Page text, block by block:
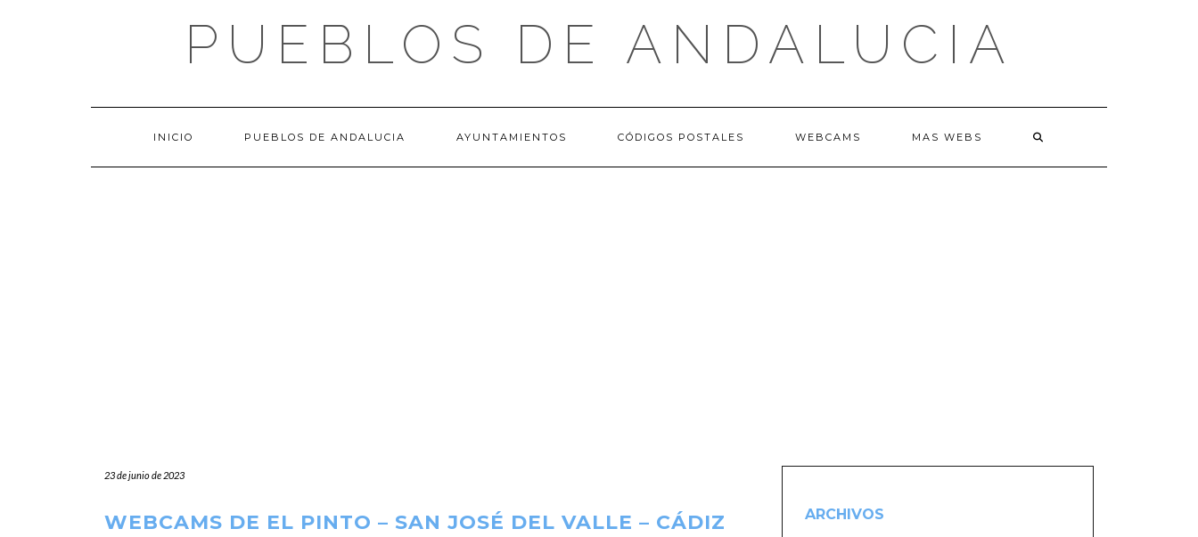
PUEBLOS DE ANDALUCIA
INICIO PUEBLOS DE ANDALUCIA AYUNTAMIENTOS CÓDIGOS POSTALES WEBCAMS MAS WEBS
23 de junio de 2023
WEBCAMS DE EL PINTO – SAN JOSÉ DEL VALLE – CÁDIZ ARCHIVOS